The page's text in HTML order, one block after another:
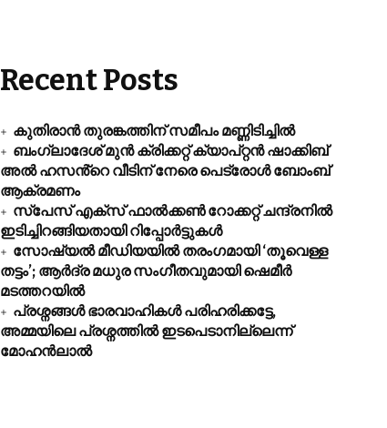
Recent Posts
കുതിരാൻ തുരങ്കത്തിന് സമീപം മണ്ണിടിച്ചിൽ
ബംഗ്ലാദേശ് മുൻ ക്രിക്കറ്റ് ക്യാപ്റ്റൻ ഷാക്കിബ്
അൽ ഹസൻ്റെ വീടിന് നേരെ പെട്രോൾ ബോംബ്
ആക്രമണം
സ്പേസ് എക്സ് ഫാൽക്കൺ റോക്കറ്റ് ചന്ദ്രനിൽ
ഇടിച്ചിറങ്ങിയതായി റിപ്പോർട്ടുകൾ
സോഷ്യൽ മീഡിയയിൽ തരംഗമായി ‘തൂവെള്ള
തട്ടം’; ആർദ്ര മധുര സംഗീതവുമായി ഷെമീർ
മടത്തറയിൽ
പ്രശ്നങ്ങൾ ഭാരവാഹികൾ പരിഹരിക്കട്ടേ,
അമ്മയിലെ പ്രശ്നത്തിൽ ഇടപെടാനില്ലെന്ന്
മോഹൻലാൽ